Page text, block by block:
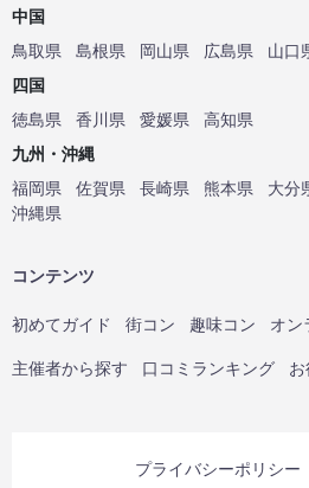
中国
鳥取県
島根県 岡山県 広島県
山口
四国
徳島県
香川県 愛媛県
高知県
九州・沖縄
福岡県
佐賀県 長崎県 熊本県 大分
沖縄県
コンテンツ
初めてガイド 街コン 趣味コン オン
主催者から探す 口コミランキング
プライバシーポリシー